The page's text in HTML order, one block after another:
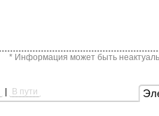
* Информация может быть
В пути